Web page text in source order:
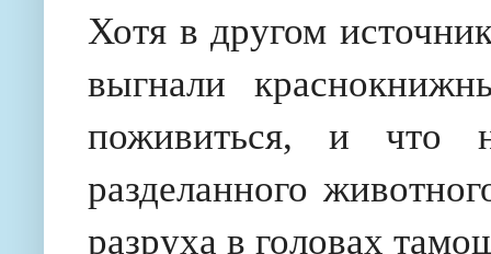
Хотя в другом
выгнали
поживиться, и что
разделанного
разруха в головах